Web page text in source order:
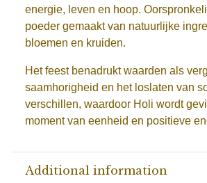
energie, leven en hoop.
poeder gemaakt van natuurlijke
bloemen en kruiden.
Het feest benadrukt waarden als
saamhorigheid en het loslaten van
verschillen, waardoor Holi wordt
moment van eenheid en positieve
Additional information